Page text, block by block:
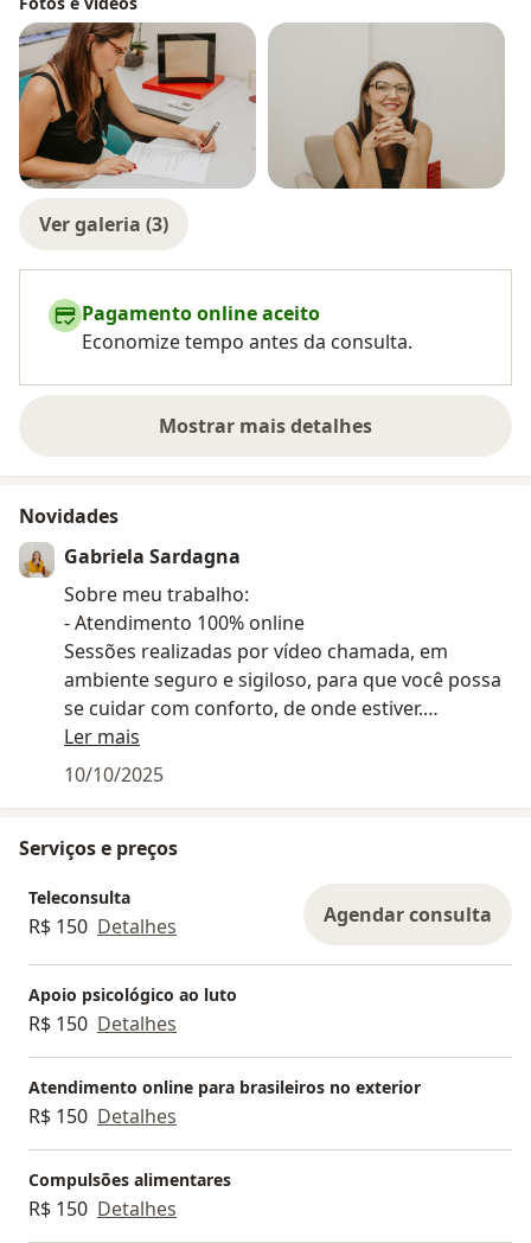
Ver galeria (3)
Pagamento online aceito
Economize tempo antes da consulta.
Mostrar mais detalhes
sobre a experiência
Novidades
Gabriela Sardagna
Sobre meu trabalho:
- Atendimento 100% online
Sessões realizadas por vídeo chamada, em
ambiente seguro e sigiloso, para que você possa
se cuidar com conforto, de onde estiver.
- Recibos e possibilidade de reembolso
Emitimos recibos para cada sessão, que podem
diretamente com o seu plano de saúde).
O trabalho é guiado pela escuta e pelo
acolhimento, buscando compreender o
sofrimento psíquico e favorecer o
autoconhecimento.
- Sigilo e ética profissional
normas do Conselho Federal de Psicologia,
garantindo sigilo e respeito.
Ler mais
10/10/2025
Serviços e preços
Teleconsulta
R$ 150 Detalhes Agendar consulta
Apoio psicológico ao luto
R$ 150 Detalhes
Atendimento online para brasileiros no exterior
R$ 150 Detalhes
Compulsões alimentares
R$ 150 Detalhes